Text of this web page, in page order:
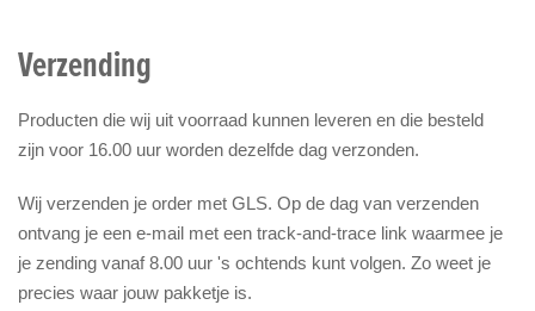
Verzending
Producten die wij uit voorraad kunnen leveren en die besteld
zijn voor 16.00 uur worden dezelfde dag verzonden.
Wij verzenden je order met GLS. Op de dag van verzenden
ontvang je een e-mail met een track-and-trace link waarmee je
je zending vanaf 8.00 uur 's ochtends kunt volgen. Zo weet je
precies waar jouw pakketje is.